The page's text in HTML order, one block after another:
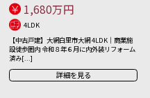
1,680万円
4LDK
【中古戸建】大網白里市大網 4LDK｜商業施
設徒歩圏内 令和８年６月に内外装リフォーム
済み[...]
詳細を見る